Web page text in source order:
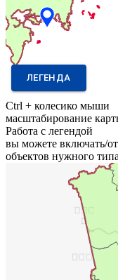
Ctrl + колесико мыши
масштабирование
Работа с легендой
вы можете включать/
объектов нужного типа